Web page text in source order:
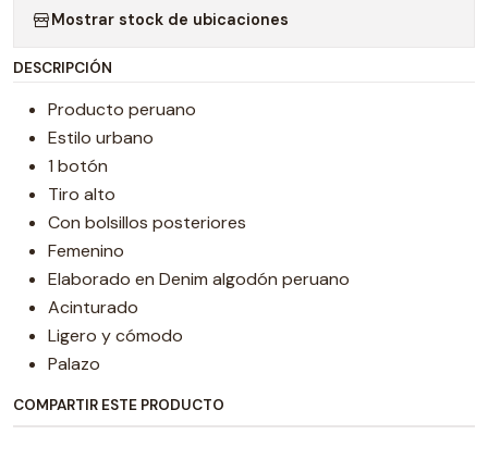
Mostrar stock de ubicaciones
DESCRIPCIÓN
Producto peruano
Estilo urbano
1 botón
Tiro alto
Con bolsillos posteriores
Femenino
Elaborado en Denim algodón peruano
Acinturado
Ligero y cómodo
Palazo
COMPARTIR ESTE PRODUCTO